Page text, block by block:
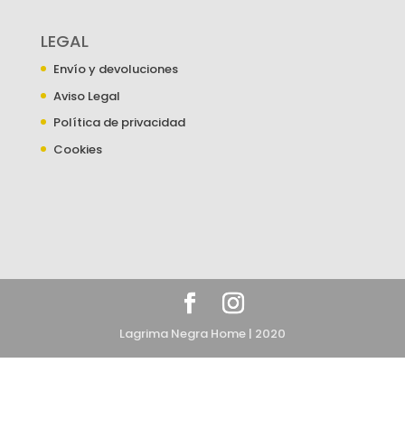
LEGAL
Envío y devoluciones
Aviso Legal
Política de privacidad
Cookies
Lagrima Negra Home | 2020